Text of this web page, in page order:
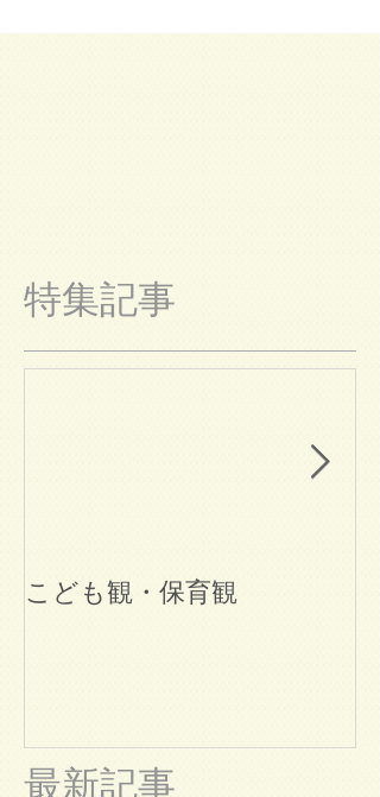
特集記事
こども観・保育観
最新記事